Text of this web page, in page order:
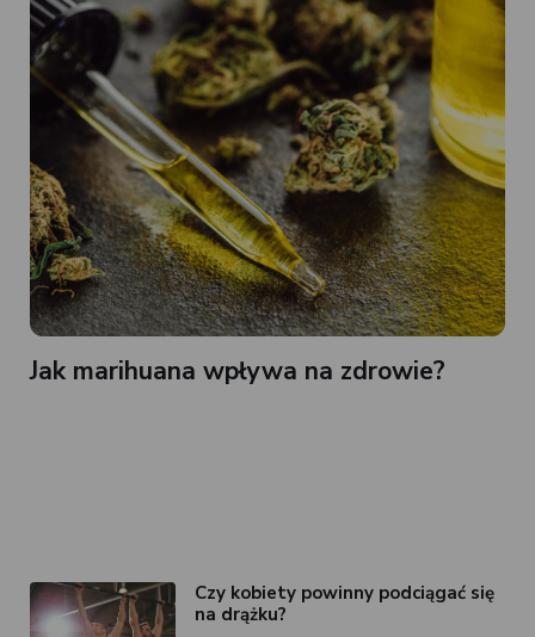
Jak marihuana wpływa na zdrowie?
Czy kobiety powinny podciągać się
na drążku?